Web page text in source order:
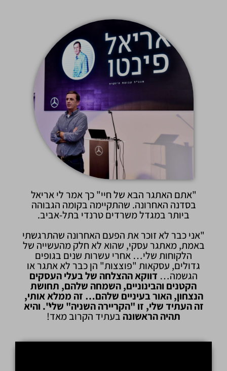
"אתם האתגר הבא של חיי" כך אמר לי אריאל
בסדנה האחרונה. שהתקיימה בקומה הגבוהה
ביותר במגדל משרדים טרנדי בתל-אביב.
"אני כבר לא זוכר את הפעם האחרונה שהתרגשתי
באמת, מאתגר עסקי, שהוא לא חלק מהעשייה של
הלקוחות שלי… אחרי עשרות שנים בגופים
גדולים, עסקאות "פוצצות" הן כבר לא אתגר או
הגשמה… דווקא ההצלחה של בעלי העסקים
הקטנים והבינוניים, השמחה שלהם, תחושת
הנצחון, האור בעיניים שלהם… זה ממלא אותי,
זה העתיד שלי, זו "הקריירה השניה" שלי". והיא
תהיה הראשונה בעתיד הקרוב מאד!